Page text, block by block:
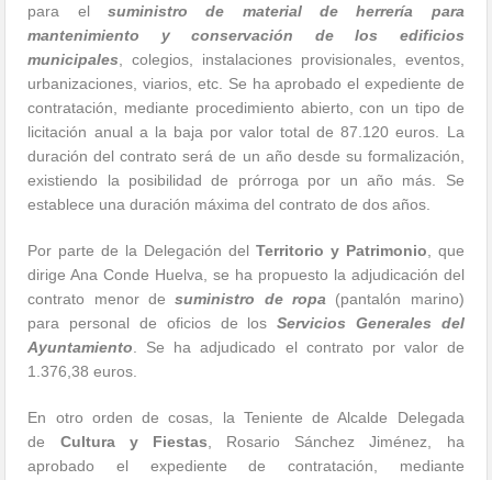
para el suministro de material de herrería para
mantenimiento y conservación de los edificios
municipales , colegios, instalaciones provisionales, eventos,
urbanizaciones, viarios, etc. Se ha aprobado el expediente de
contratación, mediante procedimiento abierto, con un tipo de
licitación anual a la baja por valor total de 87.120 euros. La
duración del contrato será de un año desde su formalización,
existiendo la posibilidad de prórroga por un año más. Se
establece una duración máxima del contrato de dos años.
Por parte de la Delegación del Territorio y Patrimonio , que
dirige Ana Conde Huelva, se ha propuesto la adjudicación del
contrato menor de suministro de ropa (pantalón marino)
para personal de oficios de losServicios Generales del
Ayuntamiento . Se ha adjudicado el contrato por valor de
1.376,38 euros.
En otro orden de cosas, la Teniente de Alcalde Delegada
de Cultura y Fiestas , Rosario Sánchez Jiménez, ha
aprobado el expediente de contratación, mediante